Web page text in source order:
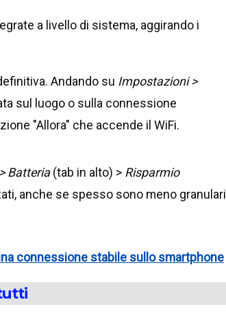
a livello di sistema, aggirando i
Andando su Impostazioni >
sul luogo o sulla connessione
"Allora" che accende il WiFi.
Batteria(tab in alto) > Risparmio
anche se spesso sono meno granulari
connessione stabile sullo smartphone